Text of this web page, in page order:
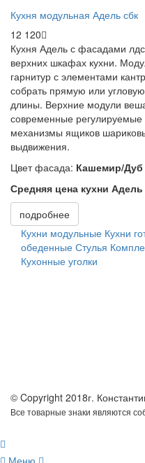
Кухня модульная Адель сбк
12 120
Кухня Адель с фасадами
верхних шкафах кухни.
гарнитур с элементами
собрать прямую или
длины. Верхние модули
современные регулируемые
механизмы ящиков
выдвижения.
Цвет фасада: Кашемир/Дуб
Средняя цена кухни Адель
подробнее
Кухни модульные Кухни
обеденные Стулья
Кухонные уголки
© Copyright 2018г.
Все товарные знаки являются
Меню